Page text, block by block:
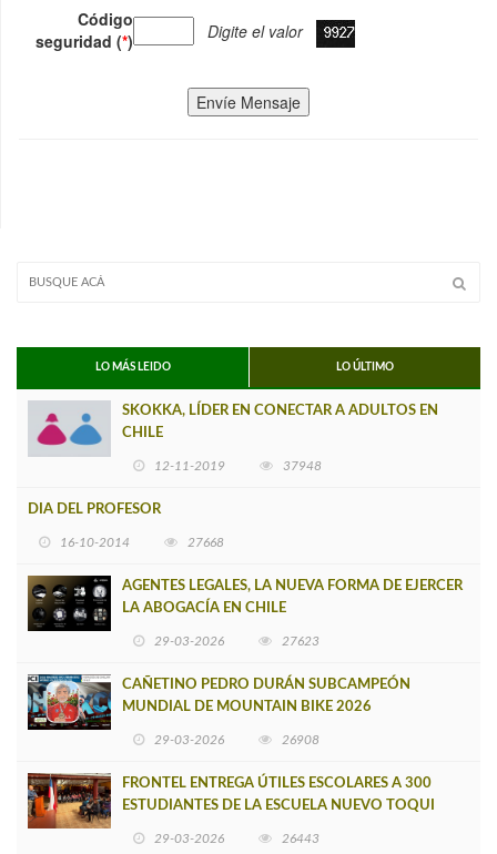
Código
seguridad (*) Digite el valor
Envíe Mensaje
LO MÁS LEIDO LO ÚLTIMO
SKOKKA, LÍDER EN CONECTAR A ADULTOS EN
CHILE
12-11-2019 37948
DIA DEL PROFESOR
16-10-2014 27668
AGENTES LEGALES, LA NUEVA FORMA DE EJERCER
LA ABOGACÍA EN CHILE
29-03-2026 27623
CAÑETINO PEDRO DURÁN SUBCAMPEÓN
MUNDIAL DE MOUNTAIN BIKE 2026
29-03-2026 26908
FRONTEL ENTREGA ÚTILES ESCOLARES A 300
ESTUDIANTES DE LA ESCUELA NUEVO TOQUI
29-03-2026 26443